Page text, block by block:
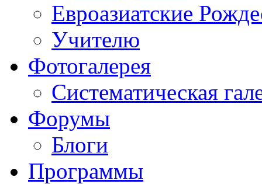
Евроазиатские
Учителю
Фотогалерея
Систематическая
Форумы
Блоги
Программы